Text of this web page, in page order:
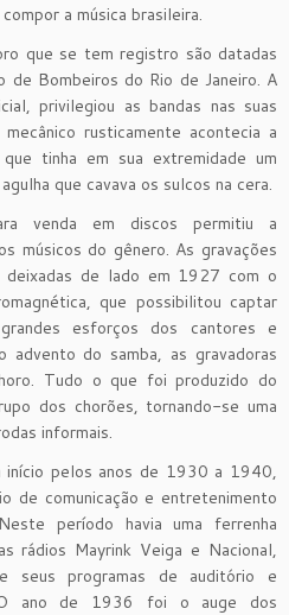
a música brasileira.
que se tem registro são datadas
Bombeiros do Rio de Janeiro. A
privilegiou as bandas nas suas
rusticamente acontecia a
tinha em sua extremidade um
que cavava os sulcos na cera.
venda em discos permitiu a
músicos do gênero. As gravações
deixadas de lado em 1927 com o
que possibilitou captar
esforços dos cantores e
advento do samba, as gravadoras
Tudo o que foi produzido do
dos chorões, tornando-se uma
informais.
início pelos anos de 1930 a 1940,
de comunicação e entretenimento
período havia uma ferrenha
rádios Mayrink Veiga e Nacional,
seus programas de auditório e
O ano de 1936 foi o auge dos